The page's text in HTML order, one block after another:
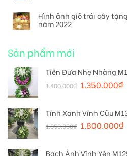
Hình ảnh giỏ trái cây
năm 2022
Sản phẩm mới
Tiễn Đưa Nhẹ Nhàng
1.400.000₫ 1.350.000₫
Tĩnh Xanh Vĩnh Cửu
1.850.000₫ 1.800.000₫
Bạch Ảnh Vĩnh Yên